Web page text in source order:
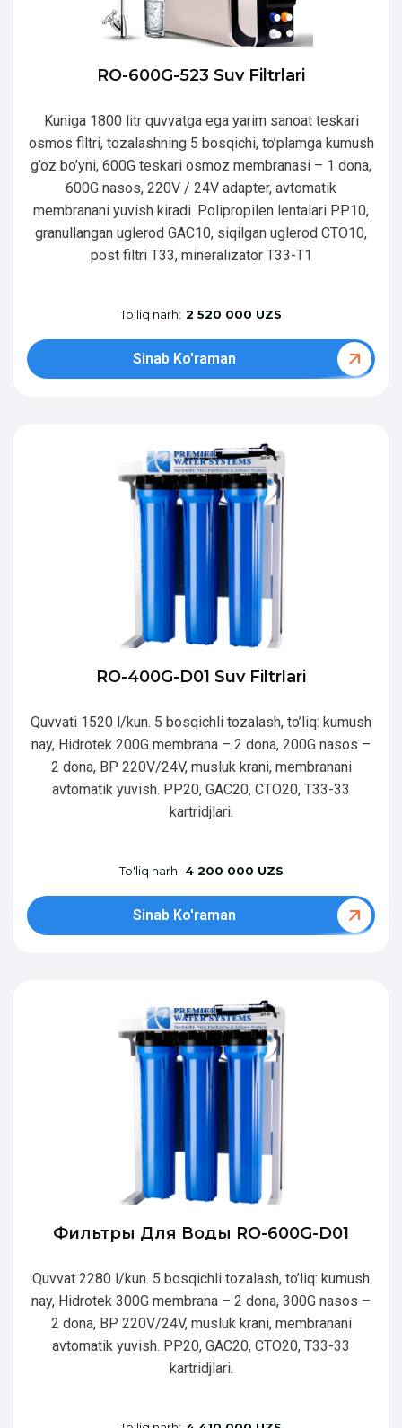
RO-600G-523 Suv Filtrlari
Kuniga 1800 litr quvvatga ega yarim sanoat teskari
osmos filtri, tozalashning 5 bosqichi, to’plamga kumush
g’oz bo’yni, 600G teskari osmoz membranasi – 1 dona,
600G nasos, 220V / 24V adapter, avtomatik
membranani yuvish kiradi. Polipropilen lentalari PP10,
granullangan uglerod GAC10, siqilgan uglerod CTO10,
post filtri T33, mineralizator T33-T1
To'liq narh: 2 520 000 UZS
Sinab Ko'raman
RO-400G-D01 Suv Filtrlari
Quvvati 1520 l/kun. 5 bosqichli tozalash, to’liq: kumush
nay, Hidrotek 200G membrana – 2 dona, 200G nasos –
2 dona, BP 220V/24V, musluk krani, membranani
avtomatik yuvish. PP20, GAC20, CTO20, T33-33
kartridjlari.
To'liq narh: 4 200 000 UZS
Sinab Ko'raman
Фильтры Для Воды RO-600G-D01
Quvvat 2280 l/kun. 5 bosqichli tozalash, to’liq: kumush
nay, Hidrotek 300G membrana – 2 dona, 300G nasos –
2 dona, BP 220V/24V, musluk krani, membranani
avtomatik yuvish. PP20, GAC20, CTO20, T33-33
kartridjlari.